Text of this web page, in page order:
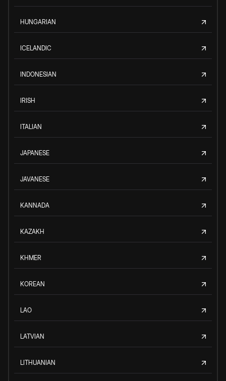
HUNGARIAN
ICELANDIC
INDONESIAN
IRISH
ITALIAN
JAPANESE
JAVANESE
KANNADA
KAZAKH
KHMER
KOREAN
LAO
LATVIAN
LITHUANIAN